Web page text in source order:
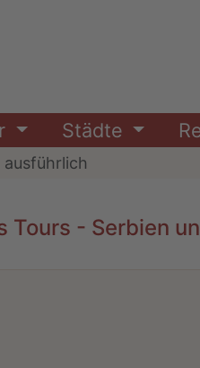
Städte
ausführlich
Tours - Serbien